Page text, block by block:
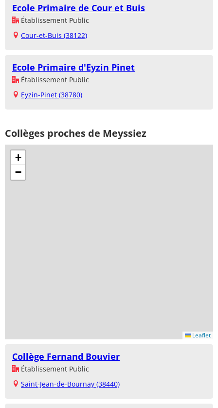
Ecole Primaire de Cour et Buis
Établissement Public
Cour-et-Buis (38122)
Ecole Primaire d'Eyzin Pinet
Établissement Public
Eyzin-Pinet (38780)
Collèges proches de Meyssiez
+
−
Leaflet
Collège Fernand Bouvier
Établissement Public
Saint-Jean-de-Bournay (38440)